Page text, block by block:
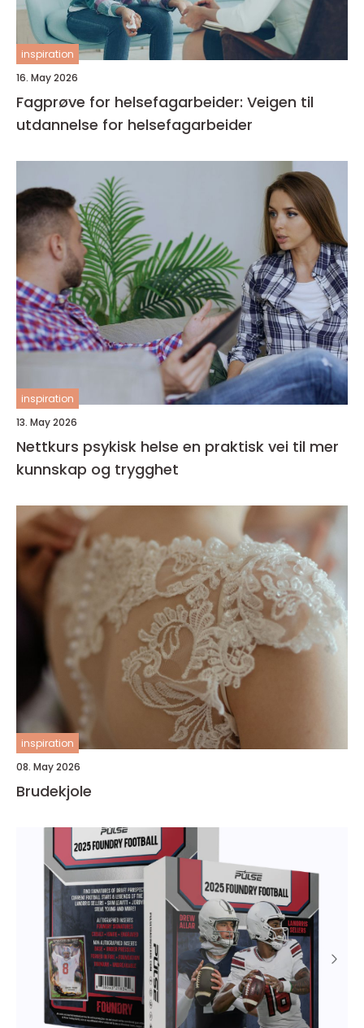
inspiration
16. May 2026
Fagprøve for helsefagarbeider: Veigen til
utdannelse for helsefagarbeider
inspiration
13. May 2026
Nettkurs psykisk helse en praktisk vei til mer
kunnskap og trygghet
inspiration
08. May 2026
Brudekjole